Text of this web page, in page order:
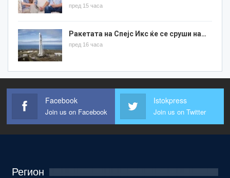
пред 15 часа
Ракетата на Спејс Икс ќе се сруши на…
пред 16 часа
Facebook
Join us on Facebook
Istokpress
Join us on Twitter
Регион